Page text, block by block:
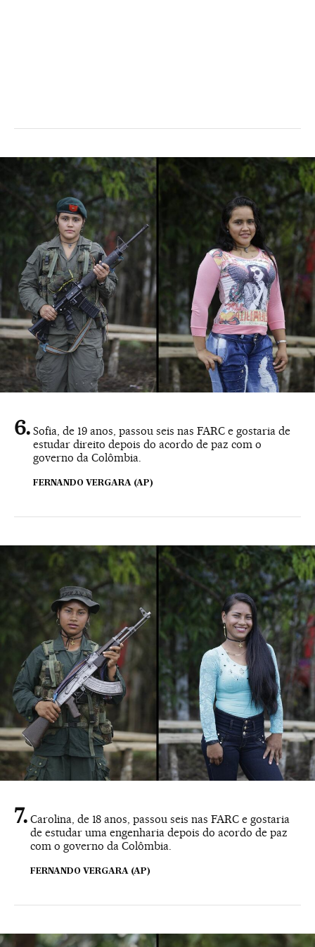
Sofia, de 19 anos, passou seis nas FARC e gostaria de
estudar direito depois do acordo de paz com o
governo da Colômbia.
FERNANDO VERGARA (AP)
Carolina, de 18 anos, passou seis nas FARC e gostaria
de estudar uma engenharia depois do acordo de paz
com o governo da Colômbia.
FERNANDO VERGARA (AP)